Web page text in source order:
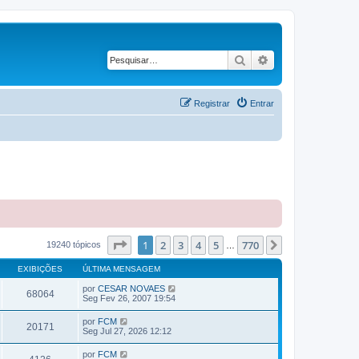
Pesquisar
Entrar
Registrar
19240 tópicos Página1 de 770
1 2 3 4 5 770
EXIBIÇÕES ÚLTIMA MENSAGEM
68064 por CESAR NOVAES
Seg Fev 26, 2007 19:54
20171 por FCM
Seg Jul 27, 2026 12:12
por FCM